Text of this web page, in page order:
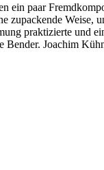
ein paar
Weise,
praktizierte und
Joachim